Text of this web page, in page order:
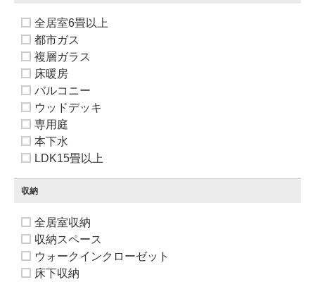
全居室6畳以上
都市ガス
複層ガラス
床暖房
バルコニー
ウッドデッキ
専用庭
本下水
LDK15畳以上
収納
全居室収納
収納スペース
ウォークインクローゼット
床下収納